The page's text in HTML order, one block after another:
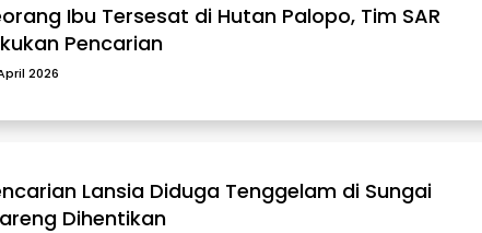
Ibu Tersesat di Hutan Palopo, Tim SAR
Pencarian
2026
Lansia Diduga Tenggelam di Sungai
Dihentikan